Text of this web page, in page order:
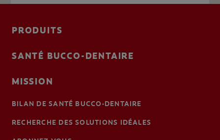
PRODUITS
SANTÉ BUCCO-DENTAIRE
MISSION
BILAN DE SANTÉ BUCCO-DENTAIRE
RECHERCHE DES SOLUTIONS IDÉALES